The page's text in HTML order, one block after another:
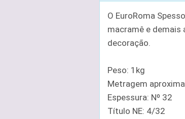
O EuroRoma
macramê e demais
decoração.
Peso: 1kg
Metragem
Espessura: Nº 32
Título NE: 4/32